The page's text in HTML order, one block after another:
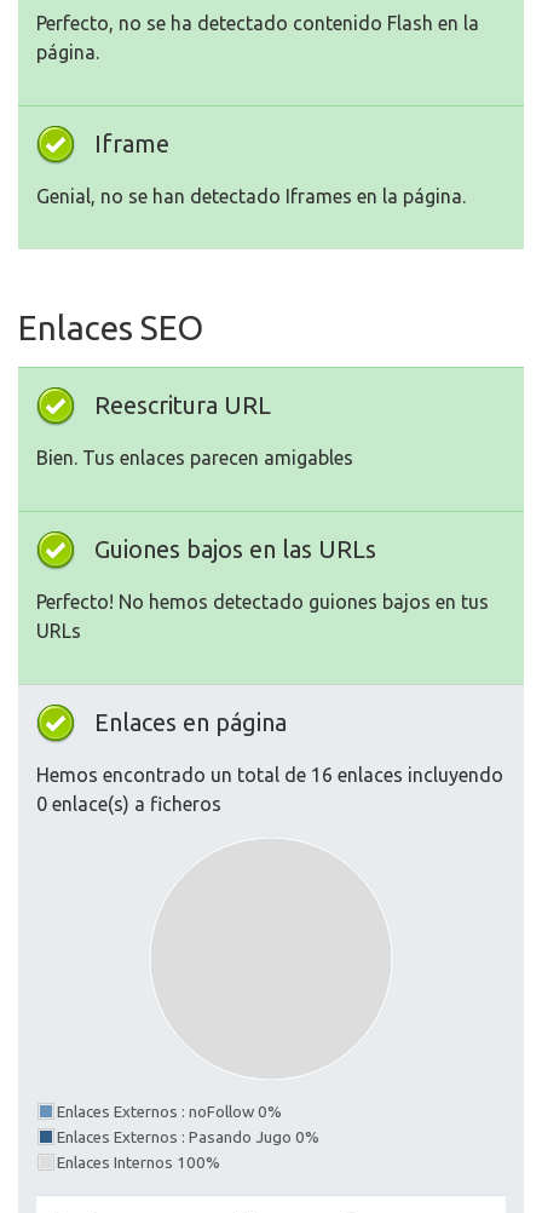
Perfecto, no se ha detectado contenido Flash en la
página.
Iframe
Genial, no se han detectado Iframes en la página.
Enlaces SEO
Reescritura URL
Bien. Tus enlaces parecen amigables
Guiones bajos en las URLs
Perfecto! No hemos detectado guiones bajos en tus
URLs
Enlaces en página
Hemos encontrado un total de 16 enlaces incluyendo
0 enlace(s) a ficheros
Enlaces Externos : noFollow 0%
Enlaces Externos : Pasando Jugo 0%
Enlaces Internos 100%